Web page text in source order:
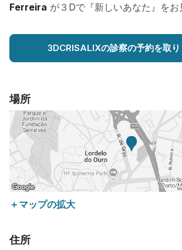
Ferreira が３Dで『新しいあなた』をお
3DCRISALIXの診察の予約を取り
場所
＋マップの拡大
住所